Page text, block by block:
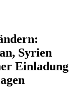
Syrien
Einladung